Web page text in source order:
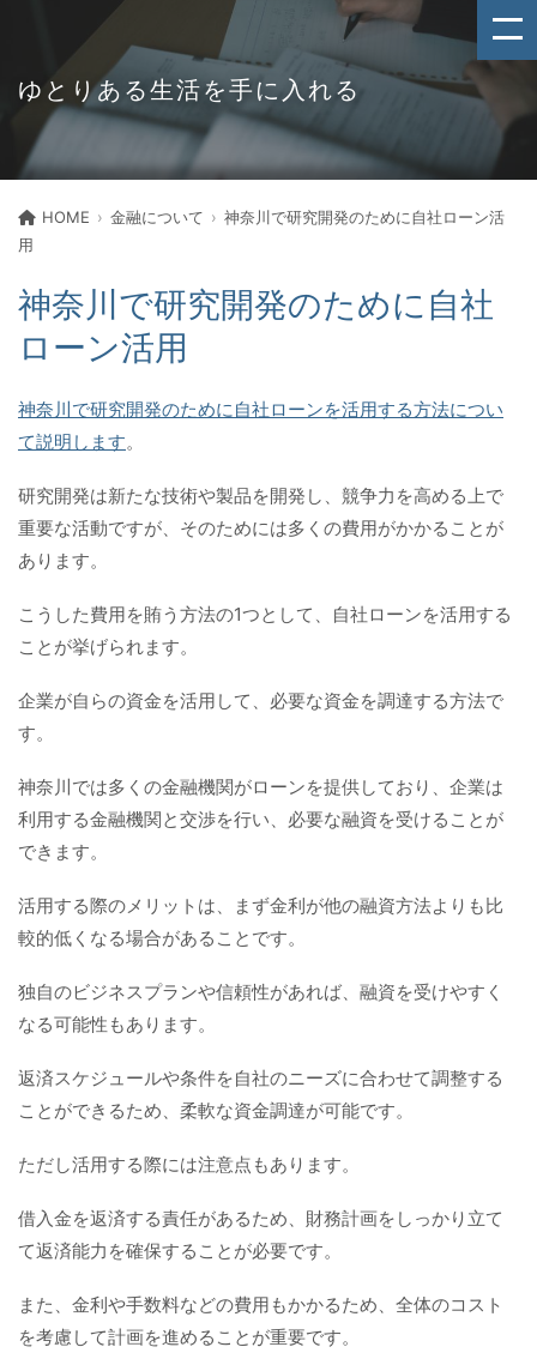
ゆとりある生活を手に入れる
HOME 金融について
神奈川で研究開発のために自社ローン活
用
神奈川で研究開発のために自社
ローン活用
神奈川で研究開発のために自社ローンを活用する方法につい
て説明します。
研究開発は新たな技術や製品を開発し、競争力を高める上で
重要な活動ですが、そのためには多くの費用がかかることが
あります。
こうした費用を賄う方法の1つとして、自社ローンを活用する
ことが挙げられます。
企業が自らの資金を活用して、必要な資金を調達する方法で
す。
神奈川では多くの金融機関がローンを提供しており、企業は
利用する金融機関と交渉を行い、必要な融資を受けることが
できます。
活用する際のメリットは、まず金利が他の融資方法よりも比
較的低くなる場合があることです。
独自のビジネスプランや信頼性があれば、融資を受けやすく
なる可能性もあります。
返済スケジュールや条件を自社のニーズに合わせて調整する
ことができるため、柔軟な資金調達が可能です。
ただし活用する際には注意点もあります。
借入金を返済する責任があるため、財務計画をしっかり立て
て返済能力を確保することが必要です。
また、金利や手数料などの費用もかかるため、全体のコスト
を考慮して計画を進めることが重要です。